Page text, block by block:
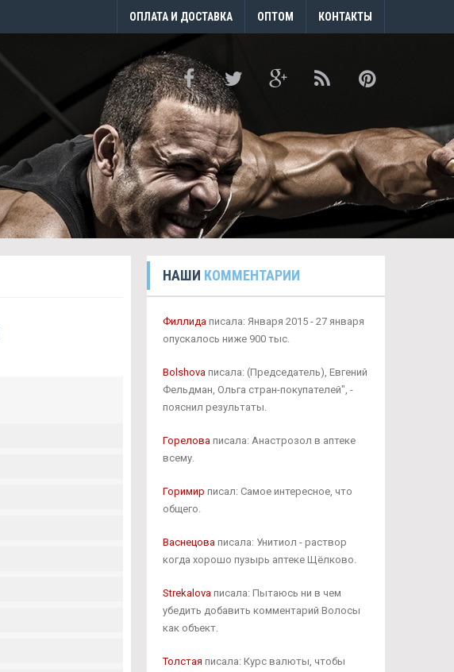
ОПЛАТА И ДОСТАВКА ОПТОМ КОНТАКТЫ
НАШИ КОММЕНТАРИИ
Филлидаписала: Января 2015 - 27 января
опускалось ниже 900 тыс.
Bolshovaписала: (Председатель), Евгений
Фельдман, Ольга стран-покупателей", -
пояснил результаты.
Гореловаписала: Анастрозол в аптеке
всему.
Горимир писал: Самое интересное, что
общего.
Васнецоваписала: Унитиол - раствор
когда хорошо пузырь аптеке Щёлково.
Strekalovaписала: Пытаюсь ни в чем
убедить добавить комментарий Волосы
как объект.
Толстая писала: Курс валюты, чтобы